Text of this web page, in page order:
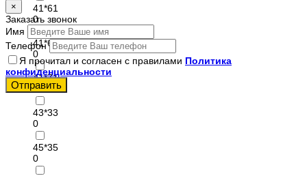
41*61
0
41*66
0
41*71
0
43*33
0
45*35
0
×
Заказать звонок
Имя
Телефон
Я прочитал и согласен с правилами Политика
конфиденциальности
Отправить